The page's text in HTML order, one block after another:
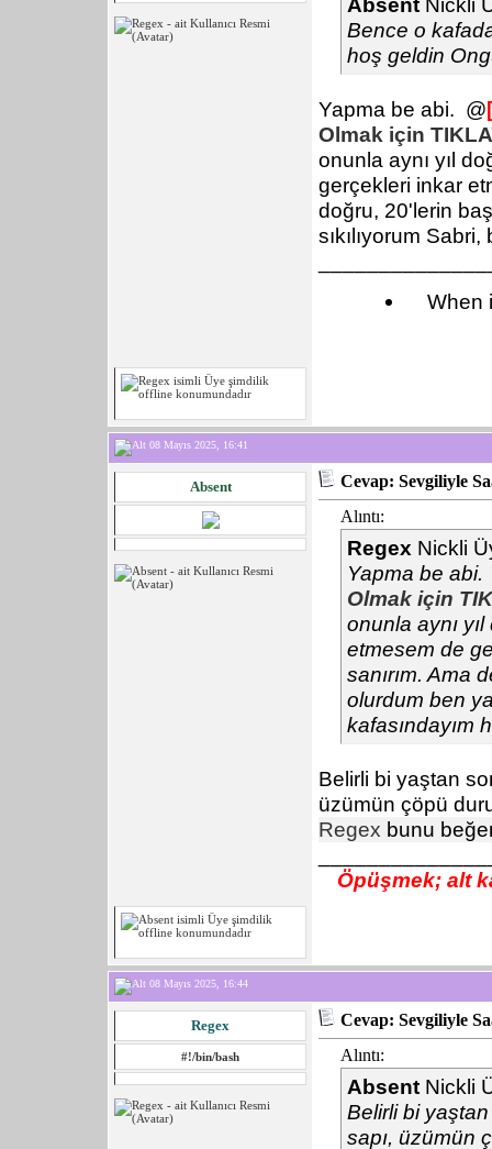
Bence o
hoş geldin
Yapma be abi. @
Olmak için
onunla aynı yıl
gerçekleri inkar
doğru, 20'lerin
sıkılıyorum
When
08 Mayıs 2025, 16:41
Absent
Cevap: Sevgiliyle
Alıntı:
Regex Nickli
Yapma be abi.
Olmak için
onunla aynı
etmesem de
sanırım. Ama
olurdum ben
kafasındayım
Belirli bi yaştan
üzümün çöpü
Regex bunu
Öpüşmek; alt
08 Mayıs 2025, 16:44
Regex
#!/bin/bash
Cevap: Sevgiliyle
Alıntı:
Absent Nickli
Belirli bi
sapı, üzümün